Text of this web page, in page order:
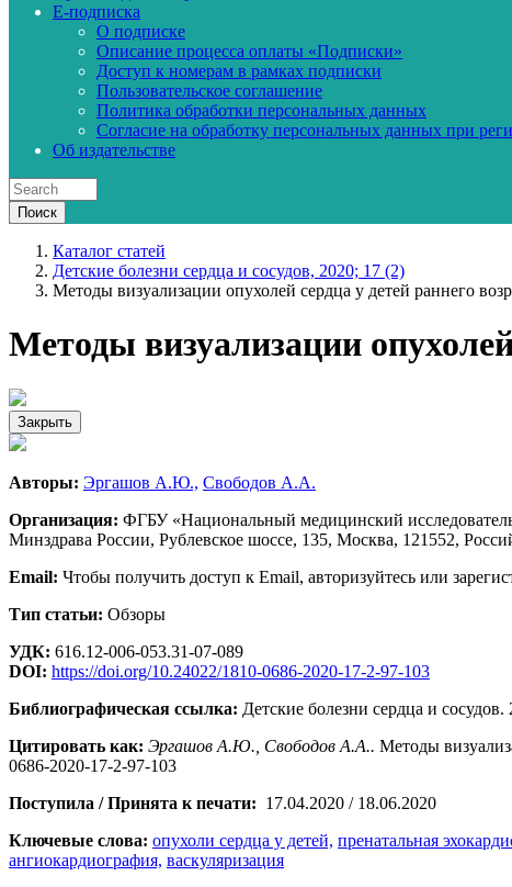
E-подписка
О подписке
Описание процесса оплаты «Подписки»
Доступ к номерам в рамках подписки
Пользовательское соглашение
Политика обработки персональных данных
Согласие на обработку персональных данных при
Об издательстве
Каталог статей
Детские болезни сердца и сосудов, 2020; 17 (2)
Методы визуализации опухолей сердца у детей раннего
Методы визуализации
Закрыть
Авторы: Эргашов А.Ю., Свободов А.А.
Организация: ФГБУ «Национальный медицинский
Минздрава России, Рублевское шоссе, 135, Москва, 121552,
Email: Чтобы получить доступ к Email, авторизуйтесь или
Тип статьи: Обзоры
УДК: 616.12-006-053.31-07-089
DOI: https://doi.org/10.24022/1810-0686-2020-17-2-97-103
Библиографическая ссылка: Детские болезни сердца и
Цитировать как: Эргашов А.Ю., Свободов А.А.. Методы
0686-2020-17-2-97-103
Поступила / Принята к печати: 17.04.2020 / 18.06.2020
Ключевые слова: опухоли сердца у детей, пренатальная
ангиокардиография, васкуляризация